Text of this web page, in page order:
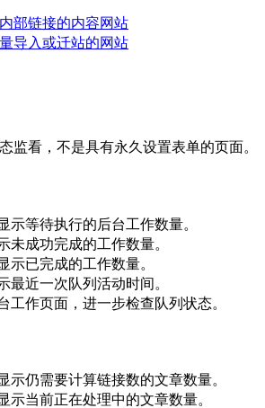
部链接的内容网站
导入或迁站的网站
监看，不是具有永久设置表单的页面。
示等待执行的后台工作数量。
未成功完成的工作数量。
示已完成的工作数量。
最近一次队列活动时间。
工作页面，进一步检查队列状态。
示仍需要计算链接数的文章数量。
示当前正在处理中的文章数量。